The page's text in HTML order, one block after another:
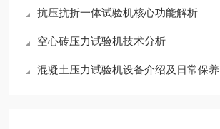
抗压抗折一体试验机核心功能解析
空心砖压力试验机技术分析
混凝土压力试验机设备介绍及日常保养